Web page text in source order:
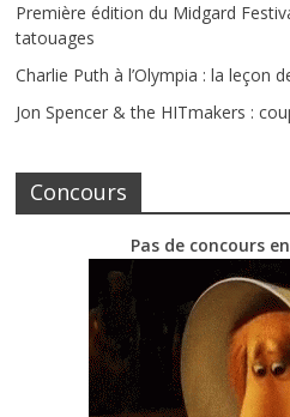
Première édition du Midgard
tatouages
Charlie Puth à l’Olympia : la leçon
Jon Spencer & the HITmakers :
Concours
Pas de concours